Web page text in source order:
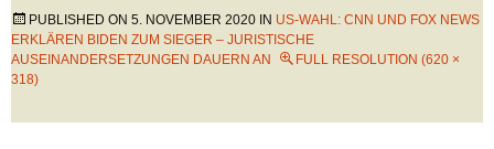
PUBLISHED ON 5. NOVEMBER 2020 IN US-WAHL: CNN UND FOX NEWS
ERKLÄREN BIDEN ZUM SIEGER – JURISTISCHE
AUSEINANDERSETZUNGEN DAUERN AN
FULL RESOLUTION (620 ×
318)